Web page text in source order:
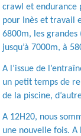
crawl et endurance
pour Inès et travail
6800m, les grandes
jusqu’à 7000m, à
A l’issue de
un petit temps de
de la piscine,
A 12H20, nous
une nouvelle fois. A